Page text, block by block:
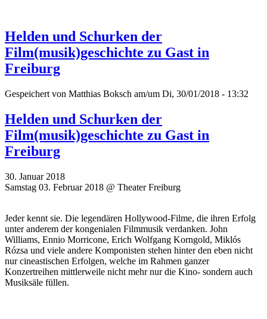
Helden und Schurken der
Film(musik)geschichte zu Gast in
Freiburg
Gespeichert von Matthias Boksch am/um Di, 30/01/2018 - 13:32
Helden und Schurken der
Film(musik)geschichte zu Gast in
Freiburg
30. Januar 2018
Samstag 03. Februar 2018 @ Theater Freiburg
Jeder kennt sie. Die legendären Hollywood-Filme, die ihren Erfolg
unter anderem der kongenialen Filmmusik verdanken. John
Williams, Ennio Morricone, Erich Wolfgang Korngold, Miklós
Rózsa und viele andere Komponisten stehen hinter den eben nicht
nur cineastischen Erfolgen, welche im Rahmen ganzer
Konzertreihen mittlerweile nicht mehr nur die Kino- sondern auch
Musiksäle füllen.